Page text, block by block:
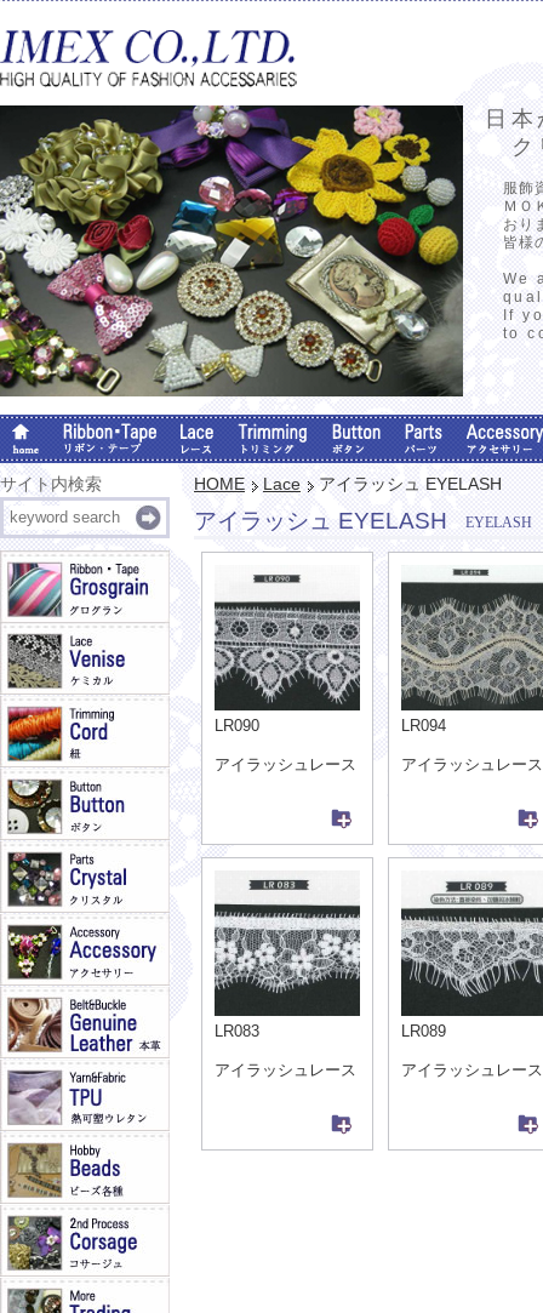
日
ク
服飾
ＭＯ
おり
皆様
We
If
to
サイト内検索 HOME Lace アイラッシュ EYELASH
アイラッシュ EYELASH EYELASH
LR090
アイラッシュレース
LR094
アイラッシュレース
LR083
アイラッシュレース
LR089
アイラッシュレース